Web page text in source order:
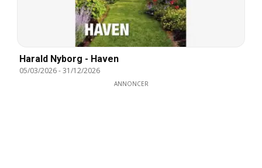
Harald Nyborg - Haven
05/03/2026-31/12/2026
ANNONCER